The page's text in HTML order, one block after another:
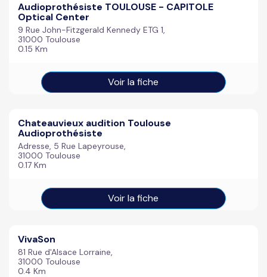
Audioprothésiste TOULOUSE - CAPITOLE
Optical Center
9 Rue John-Fitzgerald Kennedy ETG 1,
31000 Toulouse
0.15 Km
Voir la fiche
Chateauvieux audition Toulouse
Audioprothésiste
Adresse, 5 Rue Lapeyrouse,
31000 Toulouse
0.17 Km
Voir la fiche
VivaSon
81 Rue d'Alsace Lorraine,
31000 Toulouse
0.4 Km